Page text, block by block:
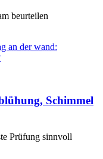
beurteilen
Schimmel
Prüfung sinnvoll